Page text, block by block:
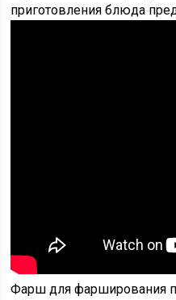
приготовления блюда
Фарш для фарширования